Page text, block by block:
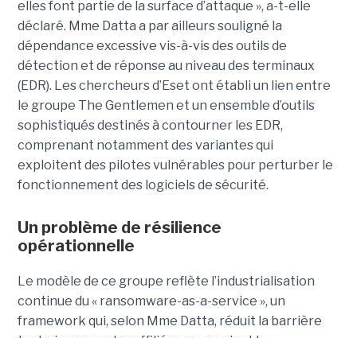
elles font partie de la surface d’attaque », a-t-elle
déclaré. Mme Datta a par ailleurs souligné la
dépendance excessive vis-à-vis des outils de
détection et de réponse au niveau des terminaux
(EDR). Les chercheurs d’Eset ont établi un lien entre
le groupe The Gentlemen et un ensemble d’outils
sophistiqués destinés à contourner les EDR,
comprenant notamment des variantes qui
exploitent des pilotes vulnérables pour perturber le
fonctionnement des logiciels de sécurité.
Un problème de résilience
opérationnelle
Le modèle de ce groupe reflète l’industrialisation
continue du « ransomware-as-a-service », un
framework qui, selon Mme Datta, réduit la barrière